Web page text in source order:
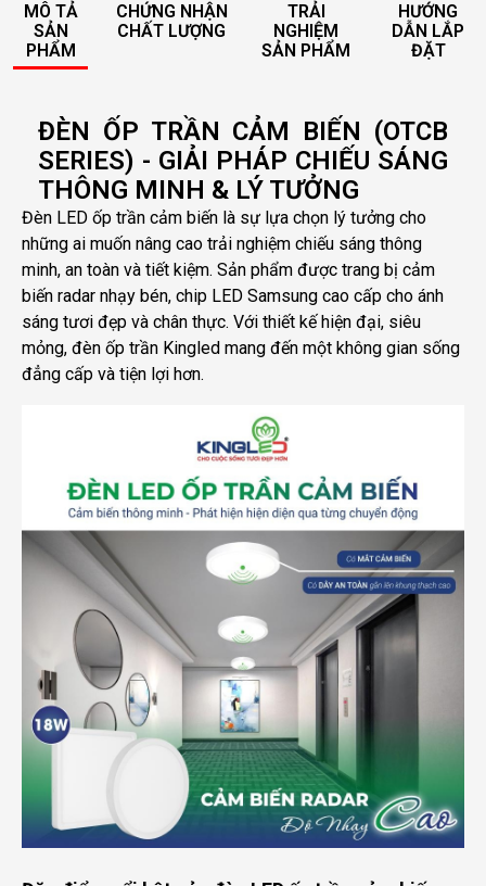
MÔ TẢ
SẢN
PHẨM
CHỨNG NHẬN
CHẤT LƯỢNG
TRẢI
NGHIỆM
SẢN PHẨM
HƯỚNG
DẪN LẮP
ĐẶT
ĐÈN ỐP TRẦN CẢM BIẾN (OTCB
SERIES) - GIẢI PHÁP CHIẾU SÁNG
THÔNG MINH & LÝ TƯỞNG
Đèn LED ốp trần cảm biến là sự lựa chọn lý tưởng cho
những ai muốn nâng cao trải nghiệm chiếu sáng thông
minh, an toàn và tiết kiệm. Sản phẩm được trang bị cảm
biến radar nhạy bén, chip LED Samsung cao cấp cho ánh
sáng tươi đẹp và chân thực. Với thiết kế hiện đại, siêu
mỏng, đèn ốp trần Kingled mang đến một không gian sống
đẳng cấp và tiện lợi hơn.